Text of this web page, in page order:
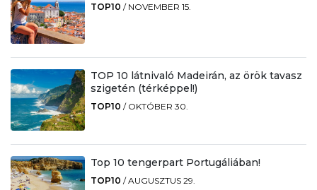
TOP10 / NOVEMBER 15.
TOP 10 látnivaló Madeirán, az örök tavasz
szigetén (térképpel!)
TOP10 / OKTÓBER 30.
Top 10 tengerpart Portugáliában!
TOP10 /AUGUSZTUS 29.